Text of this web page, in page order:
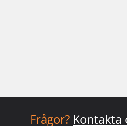
Frågor? Kontakta